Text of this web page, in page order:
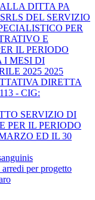
DITTA PA
DEL SERVIZIO
PER
E
IL PERIODO
I MESI DI
2025 2025
DIRETTA
- CIG:
SERVIZIO DI
PER IL PERIODO
ED IL 30
per progetto